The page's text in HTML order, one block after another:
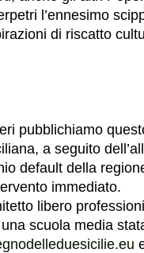
l’ennesimo
di riscatto
pubblichiamo
a seguito
default della
immediato.
libero
scuola media